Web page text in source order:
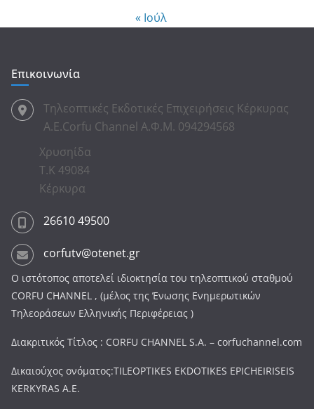
« Ιούλ
Επικοινωνία
Τηλεοπτικές Εκδοτικές Επιχειρήσεις Κέρκυρας
Α.Ε.Corfu Channel Α.Φ.Μ. 094294568
Χρυσηίδα
Τ.Κ 49084
Κέρκυρα
26610 49500
corfutv@otenet.gr
Ο ιστότοπος αποτελεί ιδιοκτησία του τηλεοπτικού σταθμού
CORFU CHANNEL , (μέλος της Ένωσης Ενημερωτικών
Τηλεοράσεων Ελληνικής Περιφέρειας )
Διακριτικός Τίτλος : CORFU CHANNEL S.A. – corfuchannel.com
Δικαιούχος ονόματος:TILEOPTIKES EKDOTIKES EPICHEIRISEIS
KERKYRAS A.E.